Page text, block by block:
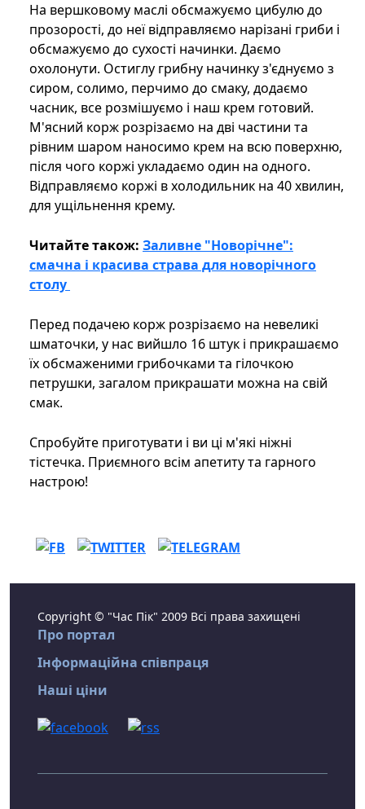
На вершковому маслі обсмажуємо цибулю до
прозорості, до неї відправляємо нарізані гриби і
обсмажуємо до сухості начинки. Даємо
охолонути. Остиглу грибну начинку з'єднуємо з
сиром, солимо, перчимо до смаку, додаємо
часник, все розмішуємо і наш крем готовий.
М'ясний корж розрізаємо на дві частини та
рівним шаром наносимо крем на всю поверхню,
після чого коржі укладаємо один на одного.
Відправляємо коржі в холодильник на 40 хвилин,
для ущільнення крему.
Читайте також: Заливне "Новорічне":
смачна і красива страва для новорічного
столу
Перед подачею корж розрізаємо на невеликі
шматочки, у нас вийшло 16 штук і прикрашаємо
їх обсмаженими грибочками та гілочкою
петрушки, загалом прикрашати можна на свій
смак.
Спробуйте приготувати і ви ці м'які ніжні
тістечка. Приємного всім апетиту та гарного
настрою!
Copyright © "Час Пік" 2009 Всі права захищені
Про портал
Інформаційна співпраця
Наші ціни